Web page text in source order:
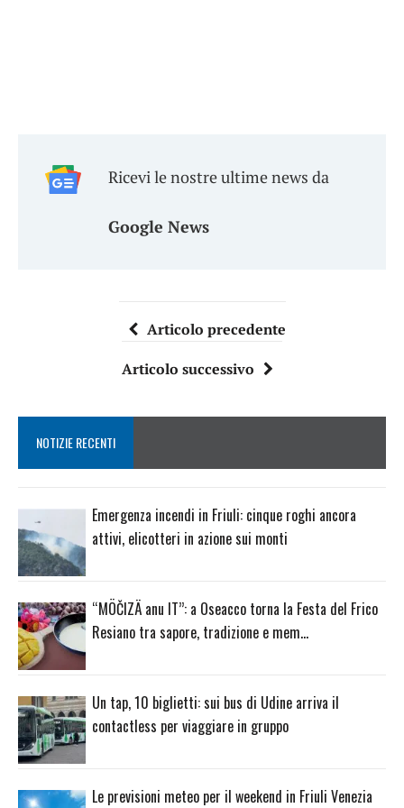
Ricevi le nostre ultime news da
Google News
Articolo precedente
Articolo successivo
NOTIZIE RECENTI
Emergenza incendi in Friuli: cinque roghi ancora
attivi, elicotteri in azione sui monti
“MÖČIZÄ anu IT”: a Oseacco torna la Festa del Frico
Resiano tra sapore, tradizione e mem…
Un tap, 10 biglietti: sui bus di Udine arriva il
contactless per viaggiare in gruppo
Le previsioni meteo per il weekend in Friuli Venezia